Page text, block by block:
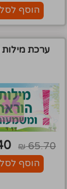
הוסף לסל
ערכת
65.70
₪
הוסף לסל